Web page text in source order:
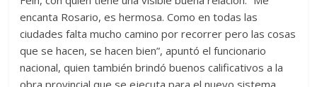
encanta Rosario, es hermosa. Como en todas las
ciudades falta mucho camino por recorrer pero las cosas
que se hacen, se hacen bien”, apuntó el funcionario
nacional, quien también brindó buenos calificativos a la
obra provincial que se ejecuta para el nuevo sistema